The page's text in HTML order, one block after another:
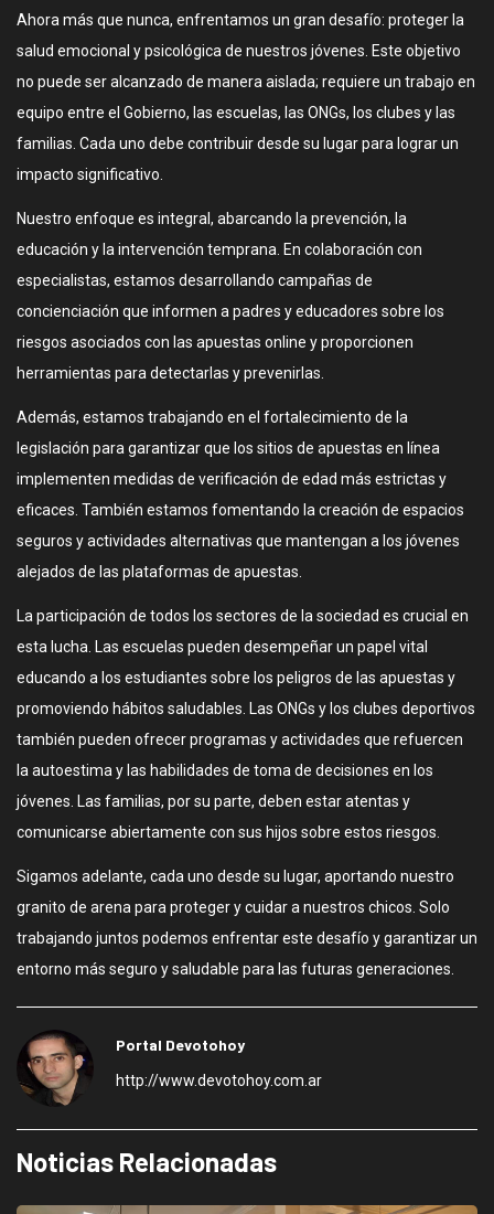
Ahora más que nunca, enfrentamos un gran desafío: proteger la
salud emocional y psicológica de nuestros jóvenes. Este objetivo
no puede ser alcanzado de manera aislada; requiere un trabajo en
equipo entre el Gobierno, las escuelas, las ONGs, los clubes y las
familias. Cada uno debe contribuir desde su lugar para lograr un
impacto significativo.
Nuestro enfoque es integral, abarcando la prevención, la
educación y la intervención temprana. En colaboración con
especialistas, estamos desarrollando campañas de
concienciación que informen a padres y educadores sobre los
riesgos asociados con las apuestas online y proporcionen
herramientas para detectarlas y prevenirlas.
Además, estamos trabajando en el fortalecimiento de la
legislación para garantizar que los sitios de apuestas en línea
implementen medidas de verificación de edad más estrictas y
eficaces. También estamos fomentando la creación de espacios
seguros y actividades alternativas que mantengan a los jóvenes
alejados de las plataformas de apuestas.
La participación de todos los sectores de la sociedad es crucial en
esta lucha. Las escuelas pueden desempeñar un papel vital
educando a los estudiantes sobre los peligros de las apuestas y
promoviendo hábitos saludables. Las ONGs y los clubes deportivos
también pueden ofrecer programas y actividades que refuercen
la autoestima y las habilidades de toma de decisiones en los
jóvenes. Las familias, por su parte, deben estar atentas y
comunicarse abiertamente con sus hijos sobre estos riesgos.
Sigamos adelante, cada uno desde su lugar, aportando nuestro
granito de arena para proteger y cuidar a nuestros chicos. Solo
trabajando juntos podemos enfrentar este desafío y garantizar un
entorno más seguro y saludable para las futuras generaciones.
Portal Devotohoy
http://www.devotohoy.com.ar
Noticias Relacionadas